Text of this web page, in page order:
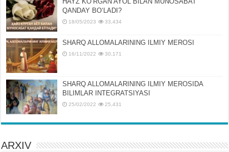
QANDAY BOʻLADI?
18/05/2023 33,434
SHARQ ALLOMALARINING ILMIY MEROSI
16/11/2022 30,171
SHARQ ALLOMALARINING ILMIY MЕROSIDA
BILIMLAR INTЕGRATSIYASI
25/02/2022 25,431
ARXIV